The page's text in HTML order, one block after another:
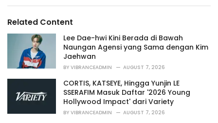
r
i
:Related Content
Lee Dae-hwi Kini Berada di Bawah
Naungan Agensi yang Sama dengan Kim
Jaehwan
BY VIBRANCEADMIN AUGUST 7, 2026
CORTIS, KATSEYE, Hingga Yunjin LE
SSERAFIM Masuk Daftar '2026 Young
Hollywood Impact' dari Variety
BY VIBRANCEADMIN AUGUST 7, 2026